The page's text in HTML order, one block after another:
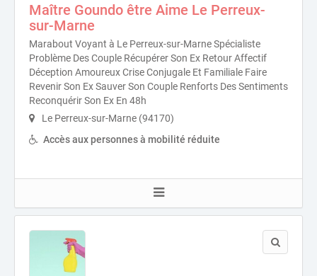
Maître Goundo être Aime Le Perreux-
sur-Marne
Marabout Voyant à Le Perreux-sur-Marne Spécialiste
Problème Des Couple Récupérer Son Ex Retour Affectif
Déception Amoureux Crise Conjugale Et Familiale Faire
Revenir Son Ex Sauver Son Couple Renforts Des Sentiments
Reconquérir Son Ex En 48h
Le Perreux-sur-Marne (94170)
Accès aux personnes à mobilité réduite